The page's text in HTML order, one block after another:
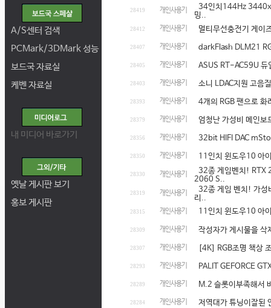
A/S센터 검색
PCMark/3DMark 성능
보드국 자료실
케벤 자료실
내 미디어 바로가기
옛날 게시판 보기
홍보 게시판
28419 개인사용기
34인치144Hz
밍..
28412 개인사용기 멀티무선충전기 게이
28407 개인사용기 darkFlash DLM21
28405 개인사용기 ASUS RT-AC59U 듀
28403 개인사용기 소니 LDAC지원 고
28393 개인사용기 4개의 RGB 팬으로
28379 개인사용기 엄청난 가성비 메인
28356 개인사용기 32bit HIFI DAC
28350 개인사용기 11인치 윈도우10 아
28330 개인사용기
32종 게임벤치! RTX
2060 S..
28319 개인사용기
32종 게임 벤치! 가성
리..
28315 개인사용기 11인치 윈도우10 아
28309 개인사용기 작성자가 게시물을 삭
28307 개인사용기 [4K] RGB조명 책상
28293 개인사용기 PALIT GEFORCE
28289 개인사용기 M.2 슬롯이부족해서
28284 개인사용기 저역대가 튜닝이잘된